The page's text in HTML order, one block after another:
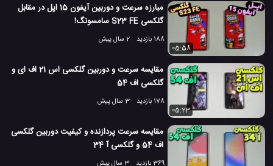
مبارزه سرعت و دوربین آیفون 15 اپل در مقابل
گلکسی S23 FE سامسونگ!
188 بازدید
2 سال پیش
05:58
مقایسه سرعت و دوربین گلکسی اس 21 اف ای و
گلکسی اف 54
178 بازدید
3 سال پیش
05:23
مقایسه سرعت پردازنده و کیفیت دوربین گلکسی
اف 54 و گلکسی آ 34
369 بازدید 3 سال پیش